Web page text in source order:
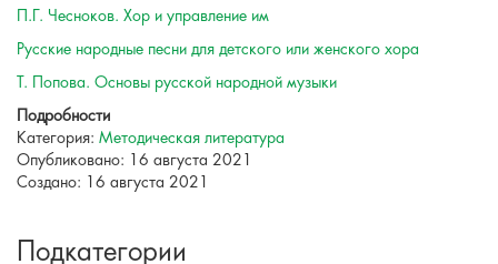
П.Г. Чесноков. Хор и управление им
Русские народные песни для детского или женского хора
Т. Попова. Основы русской народной музыки
Подробности
Категория: Методическая литература
Опубликовано: 16 августа 2021
Создано: 16 августа 2021
Подкатегории